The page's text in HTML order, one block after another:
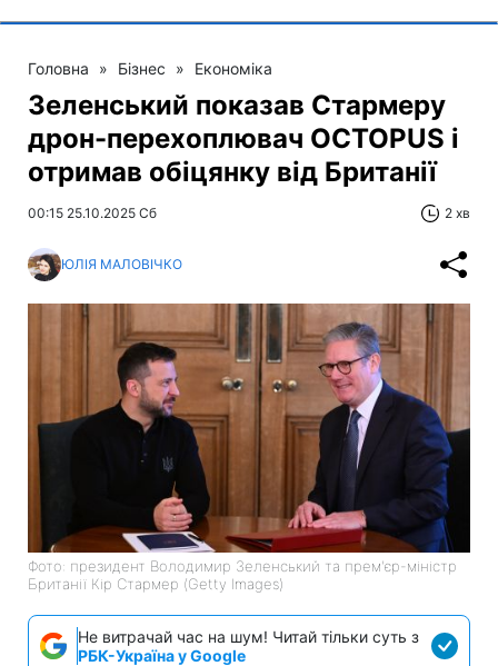
Головна » Бізнес » Економіка
Зеленський показав Стармеру
дрон-перехоплювач OCTOPUS і
отримав обіцянку від Британії
00:15 25.10.2025 Сб 2 хв
ЮЛІЯ МАЛОВІЧКО
Фото: президент Володимир Зеленський та прем'єр-міністр
Британії Кір Стармер (Getty Images)
Не витрачай час на шум! Читай тільки суть з
РБК-Україна у Google